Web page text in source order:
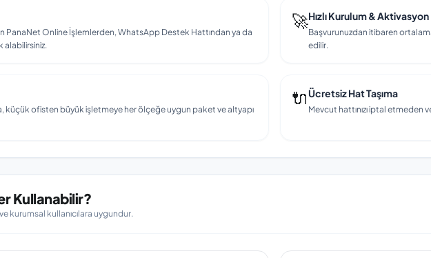
PanaNet Online İşlemlerden, WhatsApp Destek Hattından ya da
alabilirsiniz.
🚀Hızlı Kurulum & Aktivasyon
Başvurunuzdan itibaren
edilir.
küçük ofisten büyük işletmeye her ölçeğe uygun paket ve altyapı
🔌Ücretsiz Hat Taşıma
Mevcut hattınızı iptal etmeden
Kullanabilir?
kurumsal kullanıcılara uygundur.